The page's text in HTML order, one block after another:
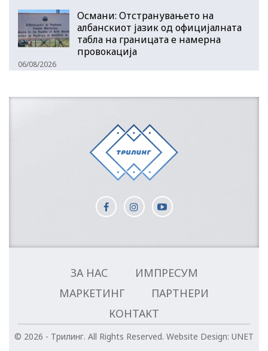
Османи: Отстранувањето на
албанскиот јазик од официјалната
табла на границата е намерна
провокација
06/08/2026
ЗА НАС
ИМПРЕСУМ
МАРКЕТИНГ
ПАРТНЕРИ
КОНТАКТ
© 2026 - Трилинг. All Rights Reserved. Website Design: UNET